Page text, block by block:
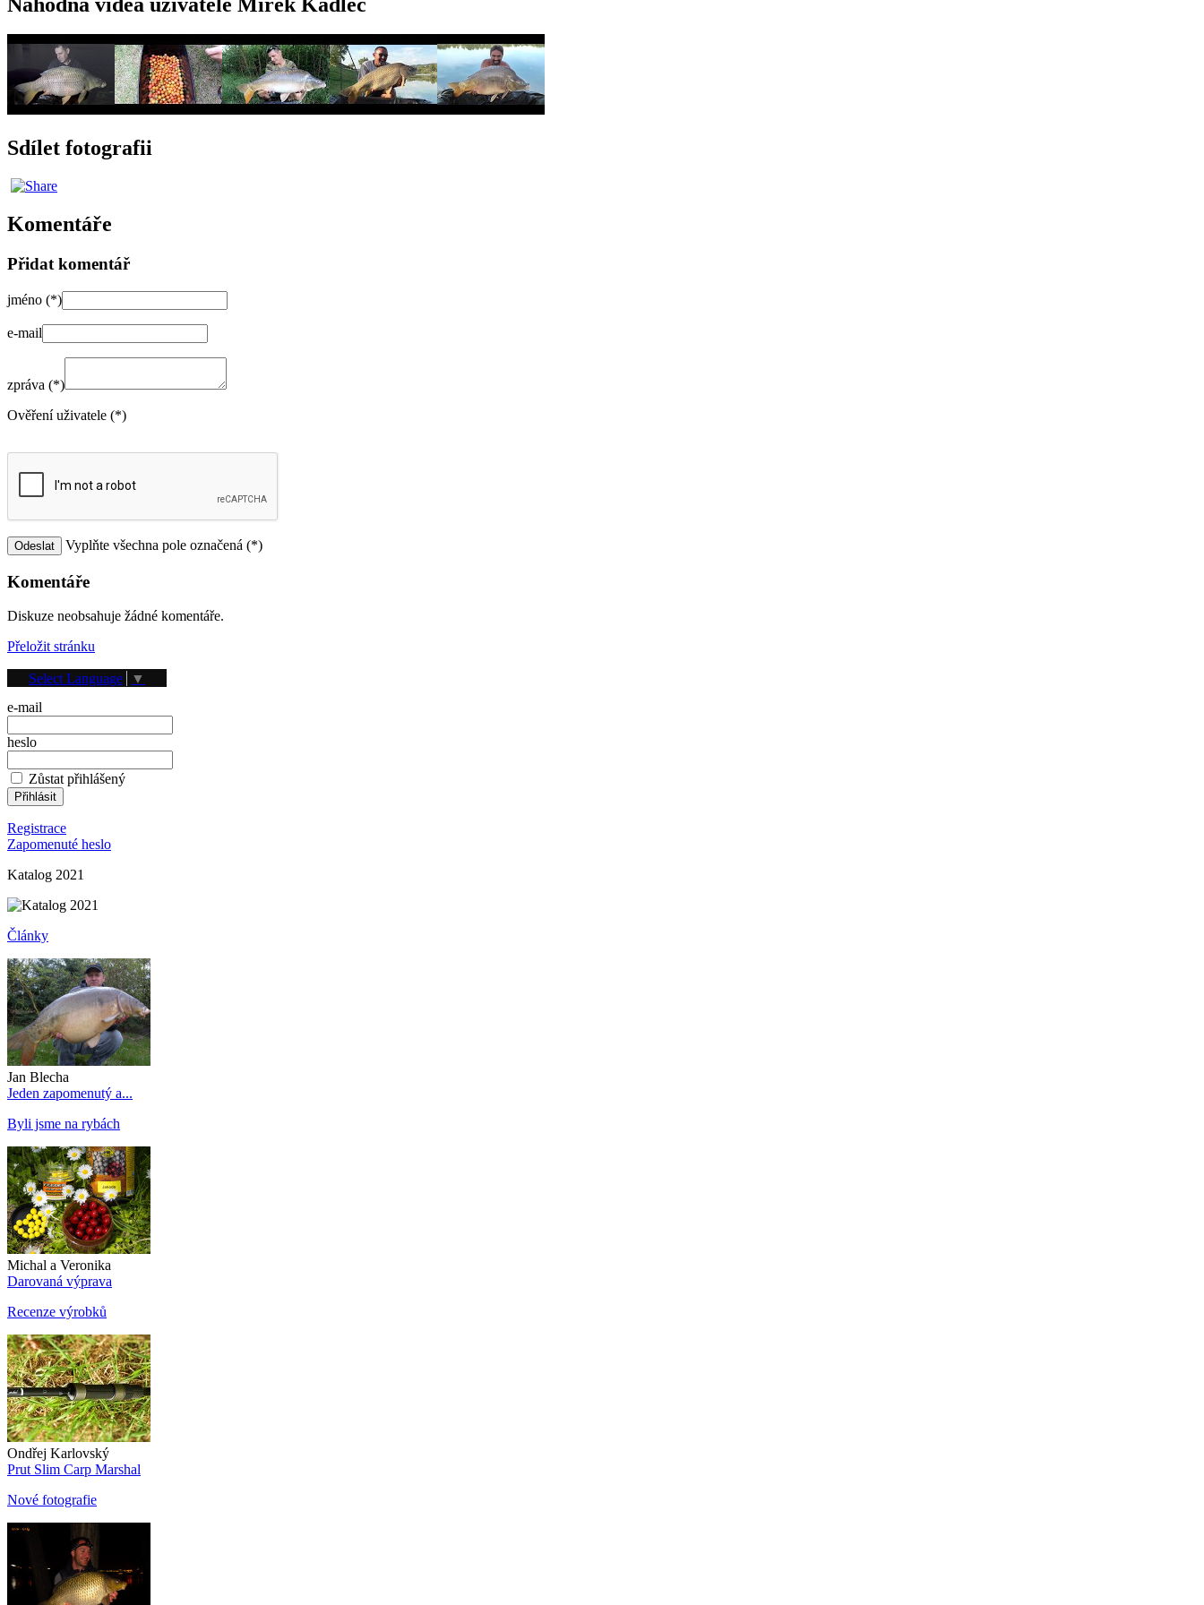
Sdílet fotografii
Komentáře
Přidat komentář
jméno (*)
e-mail
zpráva (*)
Ověření uživatele (*)
Vyplňte všechna pole označená (*)
Komentáře
Diskuze neobsahuje žádné komentáře.
Přeložit stránku
Select Language ▼
Přihlášení
e-mail
heslo
Zůstat přihlášený
Registrace
Zapomenuté heslo
Katalog 2021
Články
Jan Blecha
Jeden zapomenutý a...
Byli jsme na rybách
Michal a Veronika
Darovaná výprava
Recenze výrobků
Ondřej Karlovský
Prut Slim Carp Marshal
Nové fotografie